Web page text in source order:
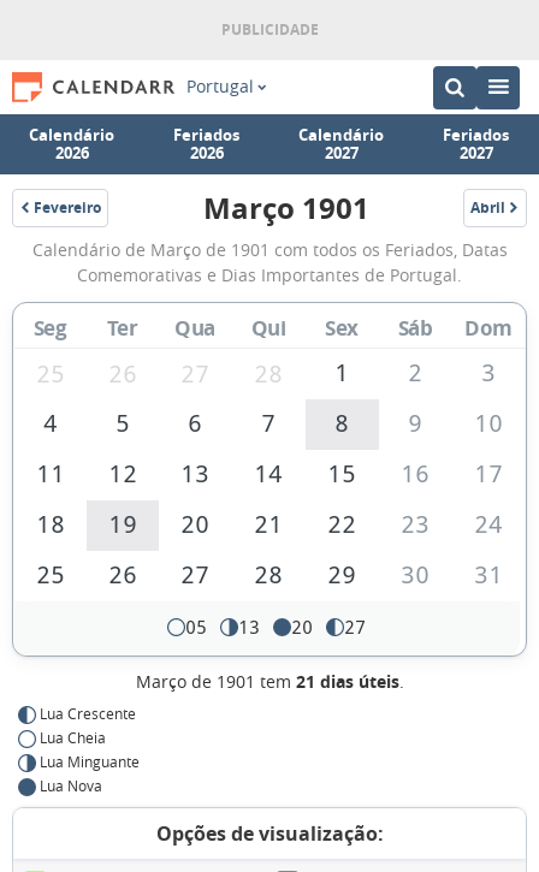
Portugal
Calendário
2026
Feriados
2026
Calendário
2027
Feriados
2027
Fevereiro
1901
Calendário
de
Março
de
1901
Março 1901 Abril
1901
Calendário de Março de 1901 com todos os Feriados, Datas
Comemorativas e Dias Importantes de Portugal.
Seg Ter Qua Qui Sex Sáb Dom
25 26 27 28 1 2
3
4
5 6 7 8 9
10
11
12 13 14 15 16
17
18
19 20 21 22 23
24
25
26 27 28 29 30 31
05 13 20 27
Março de 1901 tem 21 dias úteis.
Lua Crescente
Lua Cheia
Lua Minguante
Lua Nova
Opções de visualização: